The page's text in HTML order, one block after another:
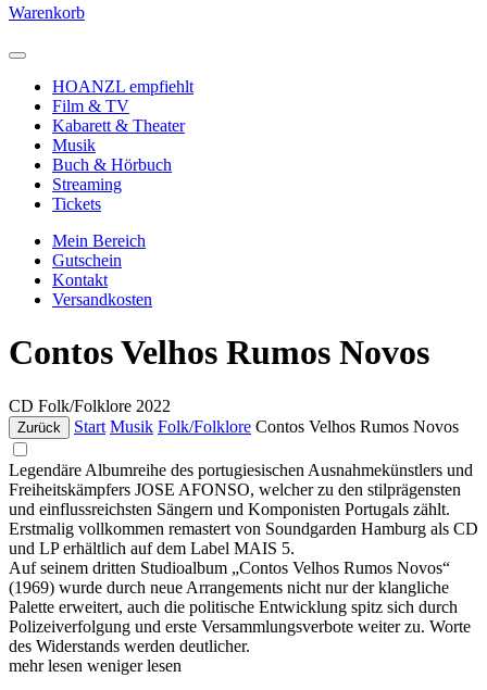
Warenkorb
HOANZL empfiehlt
Film & TV
Kabarett & Theater
Musik
Buch & Hörbuch
Streaming
Tickets
Mein Bereich
Gutschein
Kontakt
Versandkosten
Contos Velhos Rumos Novos
CD Folk/Folklore 2022
Zurück Start Musik Folk/Folklore Contos Velhos Rumos Novos
Legendäre Albumreihe des portugiesischen Ausnahmekünstlers und
Freiheitskämpfers JOSE AFONSO, welcher zu den stilprägensten
und einflussreichsten Sängern und Komponisten Portugals zählt.
Erstmalig vollkommen remastert von Soundgarden Hamburg als CD
und LP erhältlich auf dem Label MAIS 5.
Auf seinem dritten Studioalbum „Contos Velhos Rumos Novos“
(1969) wurde durch neue Arrangements nicht nur der klangliche
Palette erweitert, auch die politische Entwicklung spitz sich durch
Polizeiverfolgung und erste Versammlungsverbote weiter zu. Worte
des Widerstands werden deutlicher.
mehr lesen weniger lesen